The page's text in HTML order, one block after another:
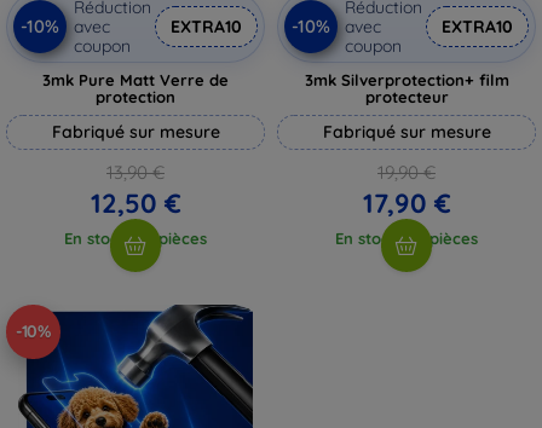
-10%
Réduction
avec
coupon
EXTRA10
3mk Pure Matt Verre de
protection
Fabriqué sur mesure
13,90 €
12,50 €
En stock > 5 pièces
-10%
Réduction
avec
coupon
EXTRA10
3mk Silverprotection+ film
protecteur
Fabriqué sur mesure
19,90 €
17,90 €
En stock > 5 pièces
-10%